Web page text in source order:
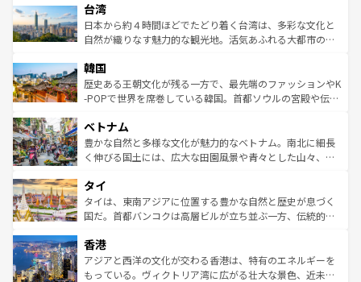
ならではの贅沢な旅のスタイルだ。 なお、新着のアメリカ
情報はコンテンツ一覧を参照してほしい。
れるおもてなしの心で訪れる人々を迎えてくれるハワイの
人々、おいしいローカルフードやハワイアンミュージッ
ク、伝統的なフラダンスなど、すべてがハワイの魅力を彩
ワイを、存分に味わってほしい。 なお、新着のハワイ情報
はコンテンツ一覧を参照してほしい。
リアリーフや大陸中央部にそびえるウルル（エアーズロッ
ク）、タスマニアの美しい原生林やケアンズの熱帯雨林な
ど、見どころがたくさん。また、カフェやワイン、オージ
いる。アクティビティも充実しており、サーフィンやダイ
ビング、ハイキングなど、アウトドア好きにはたまらな
い。オーストラリアの多彩な魅力を存分に味わいつくそ
参照してほしい。
台湾
日本から約４時間ほどでたどり着く台湾は、多彩な文化と
自然が織りなす魅力的な観光地。活気あふれる大都市の台
ン）、静ひつな山岳地帯である台湾東部など、都市の喧騒
と山間の静けさが共存しており、訪れる人に新しい発見と
驚きをもたらしてくれる。また、奥深い台湾の食文化も魅
容にもいいと評判のスイーツなど、バラエティ豊かな料理
が味わえる。 なお、新着の台湾情報は コンテンツ一覧を参
照してほしい。
韓国
歴史ある王朝文化が残る一方で、最先端のファッションやK
-POPで世界を席巻している韓国。首都ソウルの宮殿や伝統
き、地方に足を延ばせば四季折々の自然美を楽しむことが
できる。そして、キムチや焼肉、絶品のストリートフード
まで、さまざまな韓国料理が待っている。夜には、韓国な
リティに包まれながら、韓国の多彩な魅力を心ゆくまで味
わってみてほしい。 なお、新着の韓国情報はコンテンツ一
覧を参照してほしい。
ベトナム
豊かな自然と多様な文化が魅力的なベトナム。南北に細長
く伸びる国土には、広大な田園風景や青々とした山々、世
急速な発展と共に伝統が息づく。ハノイの古い町並みやホ
ーチミン市のフランス統治時代の建物も、独特の雰囲気を
醸し出している。また、バラエティの豊かさとおいしさで
とつ。フォーやバインミー、ベトナムコーヒーなどは、ぜ
ひ現地で味わいたい。どの地域を訪れてもあたたかい人々
が旅行者を迎えてくれるので、きっと忘れられない旅にな
タイ
タイは、東南アジアに位置する豊かな自然と歴史が息づく
国だ。首都バンコクは高層ビルが立ち並ぶ一方、伝統的な
の活気が交差している。北部ではチェンマイなどの山岳地
帯で自然と触れ合い、南部ではプーケットやクラビの美し
いビーチでリゾート気分を楽しむことができる。タイ料理
香港
アジアと西洋の文化が交わる香港は、特有のエネルギーを
もっている。ヴィクトリア湾に広がる壮大な景色、近未来